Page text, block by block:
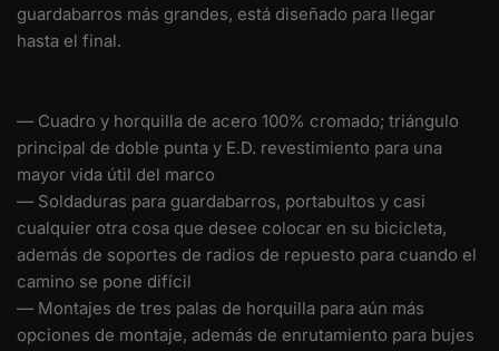
guardabarros más grandes, está diseñado para llegar
hasta el final.
— Cuadro y horquilla de acero 100% cromado; triángulo
principal de doble punta y E.D. revestimiento para una
mayor vida útil del marco
— Soldaduras para guardabarros, portabultos y casi
cualquier otra cosa que desee colocar en su bicicleta,
además de soportes de radios de repuesto para cuando el
camino se pone difícil
— Montajes de tres palas de horquilla para aún más
opciones de montaje, además de enrutamiento para bujes